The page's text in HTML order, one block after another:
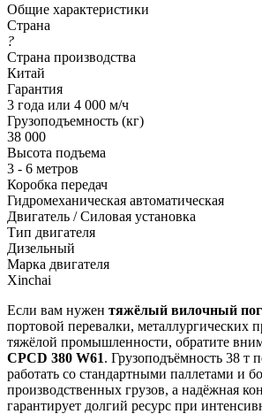
Общие характеристики
Страна
?
Страна производства
Китай
Гарантия
3 года или 4 000 м/ч
Грузоподъемность (кг)
38 000
Высота подъема
3 - 6 метров
Коробка передач
Гидромеханическая автоматическая
Двигатель / Силовая установка
Тип двигателя
Дизельный
Марка двигателя
Xinchai
Если вам нужен тяжёлый вилочный
портовой перевалки, металлургических
тяжёлой промышленности, обратите
CPCD 380 W61. Грузоподъёмность 38 т
работать со стандартными паллетами и
производственных грузов, а надёжная
гарантирует долгий ресурс при